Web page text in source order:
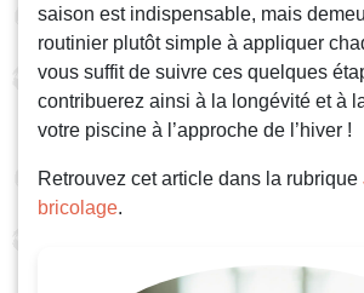
saison est indispensable, mais
routinier plutôt simple à appliquer
vous suffit de suivre ces quelques
contribuerez ainsi à la longévité et à
votre piscine à l’approche de l’hiver !
Retrouvez cet article dans la rubrique
bricolage.